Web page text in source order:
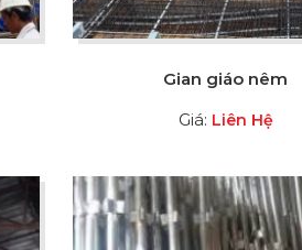
Gian giáo nêm
Giá: Liên Hệ